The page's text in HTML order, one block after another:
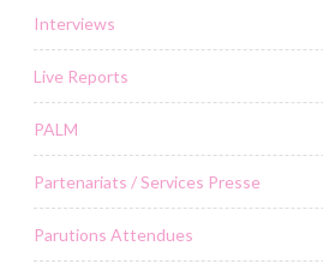
Interviews
Live Reports
PALM
Partenariats / Services Presse
Parutions Attendues